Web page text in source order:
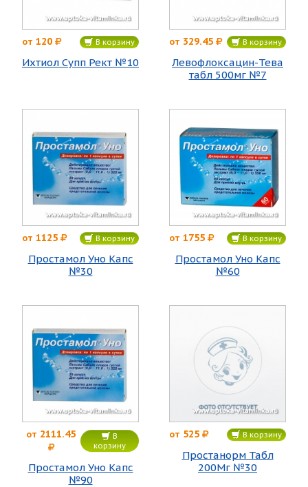
от 120 В корзину
Ихтиол Супп Рект №10
от 329.45 В корзину
Левофлоксацин-Тева
табл 500мг №7
от 1125 В корзину
Простамол Уно Капс
№30
от 1755 В корзину
Простамол Уно Капс
№60
от 2111.45
В
корзину
Простамол Уно Капс
№90
от 525 В корзину
Простанорм Табл
200Мг №30